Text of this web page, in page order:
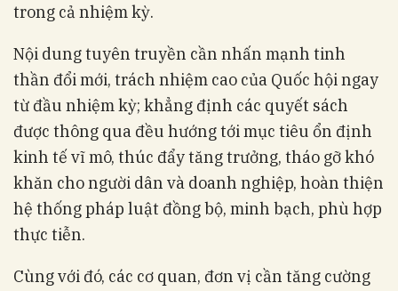
trong cả nhiệm kỳ.
Nội dung tuyên truyền cần nhấn mạnh tinh
thần đổi mới, trách nhiệm cao của Quốc hội ngay
từ đầu nhiệm kỳ; khẳng định các quyết sách
được thông qua đều hướng tới mục tiêu ổn định
kinh tế vĩ mô, thúc đẩy tăng trưởng, tháo gỡ khó
khăn cho người dân và doanh nghiệp, hoàn thiện
hệ thống pháp luật đồng bộ, minh bạch, phù hợp
thực tiễn.
Cùng với đó, các cơ quan, đơn vị cần tăng cường